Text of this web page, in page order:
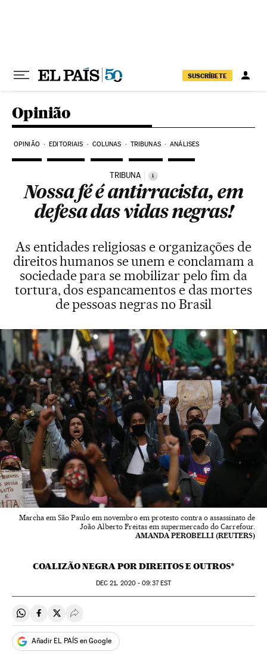
SUSCRÍBETE
Opinião
OPINIÃO EDITORIAIS COLUNAS TRIBUNAS ANÁLISES
TRIBUNA i
Nossa fé é antirracista, em
defesa das vidas negras!
As entidades religiosas e organizações de
direitos humanos se unem e conclamam a
sociedade para se mobilizar pelo fim da
tortura, dos espancamentos e das mortes
de pessoas negras no Brasil
Marcha em São Paulo em novembro em protesto contra o assassinato de
João Alberto Freitas em supermercado do Carrefour.
AMANDA PEROBELLI (REUTERS)
COALIZÃO NEGRA POR DIREITOS E OUTROS*
DEC 21, 2020 - 09:37EST
Compartir en Whatsapp
Compartir en Facebook
Compartir en Twitter
Desplegar Redes Sociales
Añadir EL PAÍS en Google